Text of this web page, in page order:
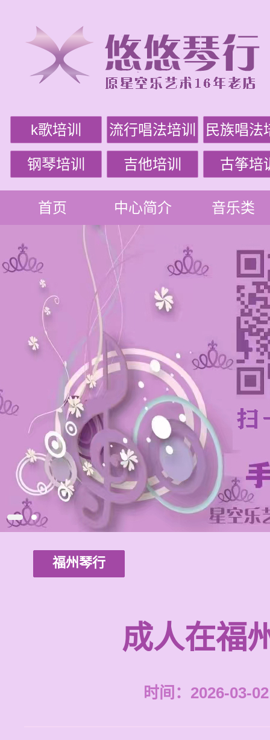
k歌培训 流行唱法培训 民族唱法
钢琴培训 吉他培训 古筝培
首页 中心简介 音乐类
福州琴行
成人在福
时间：2026-03-